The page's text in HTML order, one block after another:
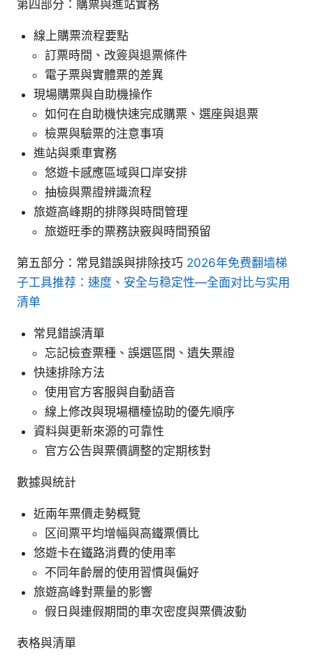
第四部分：購票與進站實務
線上購票流程要點
訂票時間、改簽與退票條件
電子票與實體票的差異
現場購票與自助機操作
如何在自助機快速完成購票、選座與退票
檢票與驗票的注意事項
進站與乘車實務
悠遊卡感應區域與口岸安排
抽檢與票證辨識流程
旅遊高峰期的排隊與時間管理
旅遊旺季的票務訣竅與時間預留
第五部分：常見錯誤與排除技巧 2026年免费翻墙梯
子工具推荐：速度、安全与稳定性—全面对比与实用
清单
常見錯誤清單
忘記檢查票種、誤選區間、遺失票證
快速排除方法
使用官方客服與自動語音
線上修改與現場櫃檯協助的優先順序
資料與更新來源的可靠性
官方公告與票價調整的定期核對
數據與統計
近兩年票價走勢概覽
区间票平均增幅與高鐵票價比
悠遊卡在鐵路消費的使用率
不同年齡層的使用習慣與偏好
旅遊高峰對票量的影響
假日與連假期間的車次密度與票價波動
表格與清單